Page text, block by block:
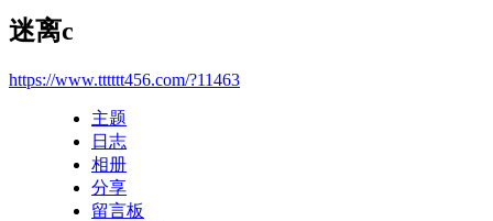
迷离c
https://www.tttttt456.com/?11463
主题
日志
相册
分享
留言板